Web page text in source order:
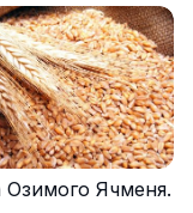
Озимого Ячменя.